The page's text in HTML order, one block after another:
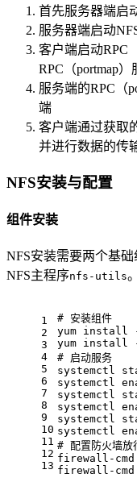
首先服务器端启
服务器端启动
客户端启动RPC
RPC（portmap
服务端的RPC（
端
客户端通过获取
并进行数据的传
NFS安装与配置
组件安装
NFS安装需要两个基
NFS主程序nfs-utils。
1
2
3
4
5
6
7
8
9
10
11
12
13
# 安装组件
yum install
yum install
# 启动服务
systemctl
systemctl
systemctl
systemctl
systemctl
systemctl
# 配置防火墙放
firewall-cmd
firewall-